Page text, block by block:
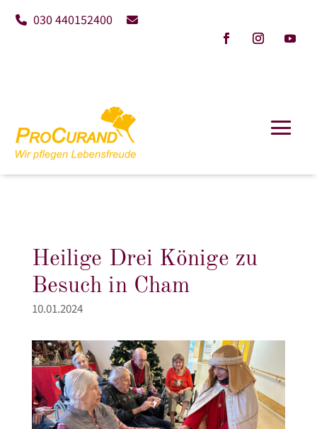
030 440152400
Heilige Drei Könige zu
Besuch in Cham
10.01.2024